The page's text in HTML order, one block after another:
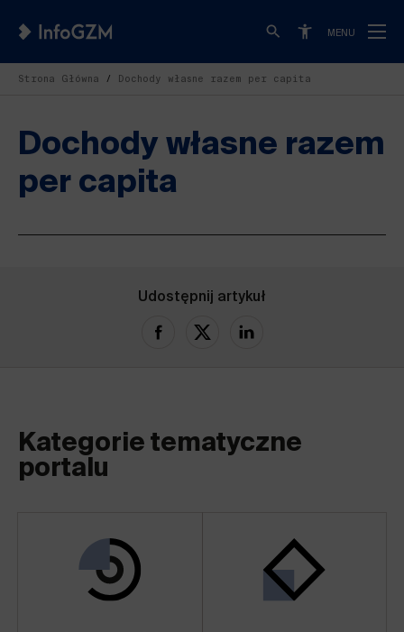
MENU
Strona Główna Dochody własne razem per capita
Dochody własne razem
per capita
Udostępnij artykuł
Kategorie tematyczne
portalu